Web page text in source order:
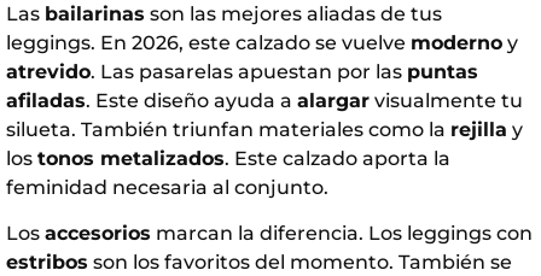
Las bailarinas son las mejores aliadas de tus
leggings. En 2026, este calzado se vuelve moderno y
atrevido. Las pasarelas apuestan por las puntas
afiladas. Este diseño ayuda a alargar visualmente tu
silueta. También triunfan materiales como la rejilla y
los tonos metalizados. Este calzado aporta la
feminidad necesaria al conjunto.
Los accesorios marcan la diferencia. Los leggings con
estribos son los favoritos del momento. También se